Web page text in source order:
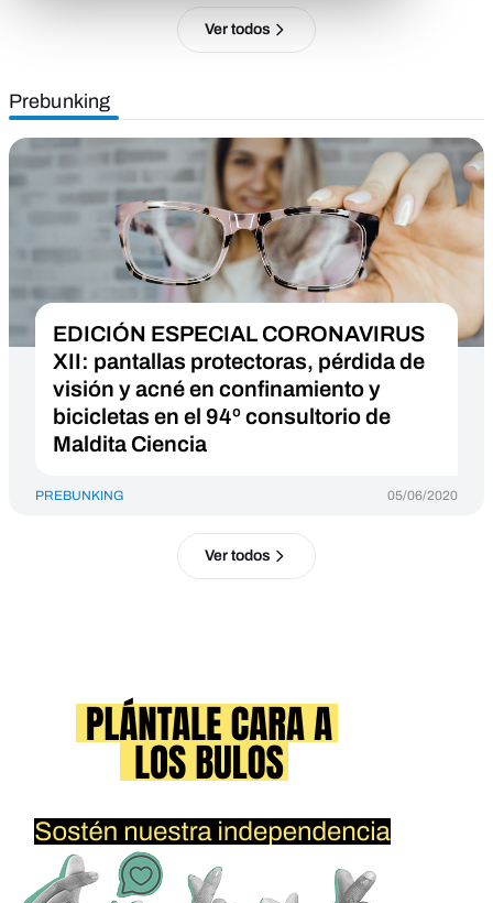
Ver todos
Prebunking
EDICIÓN ESPECIAL CORONAVIRUS
XII: pantallas protectoras, pérdida de
visión y acné en confinamiento y
bicicletas en el 94º consultorio de
Maldita Ciencia
PREBUNKING 05/06/2020
Ver todos